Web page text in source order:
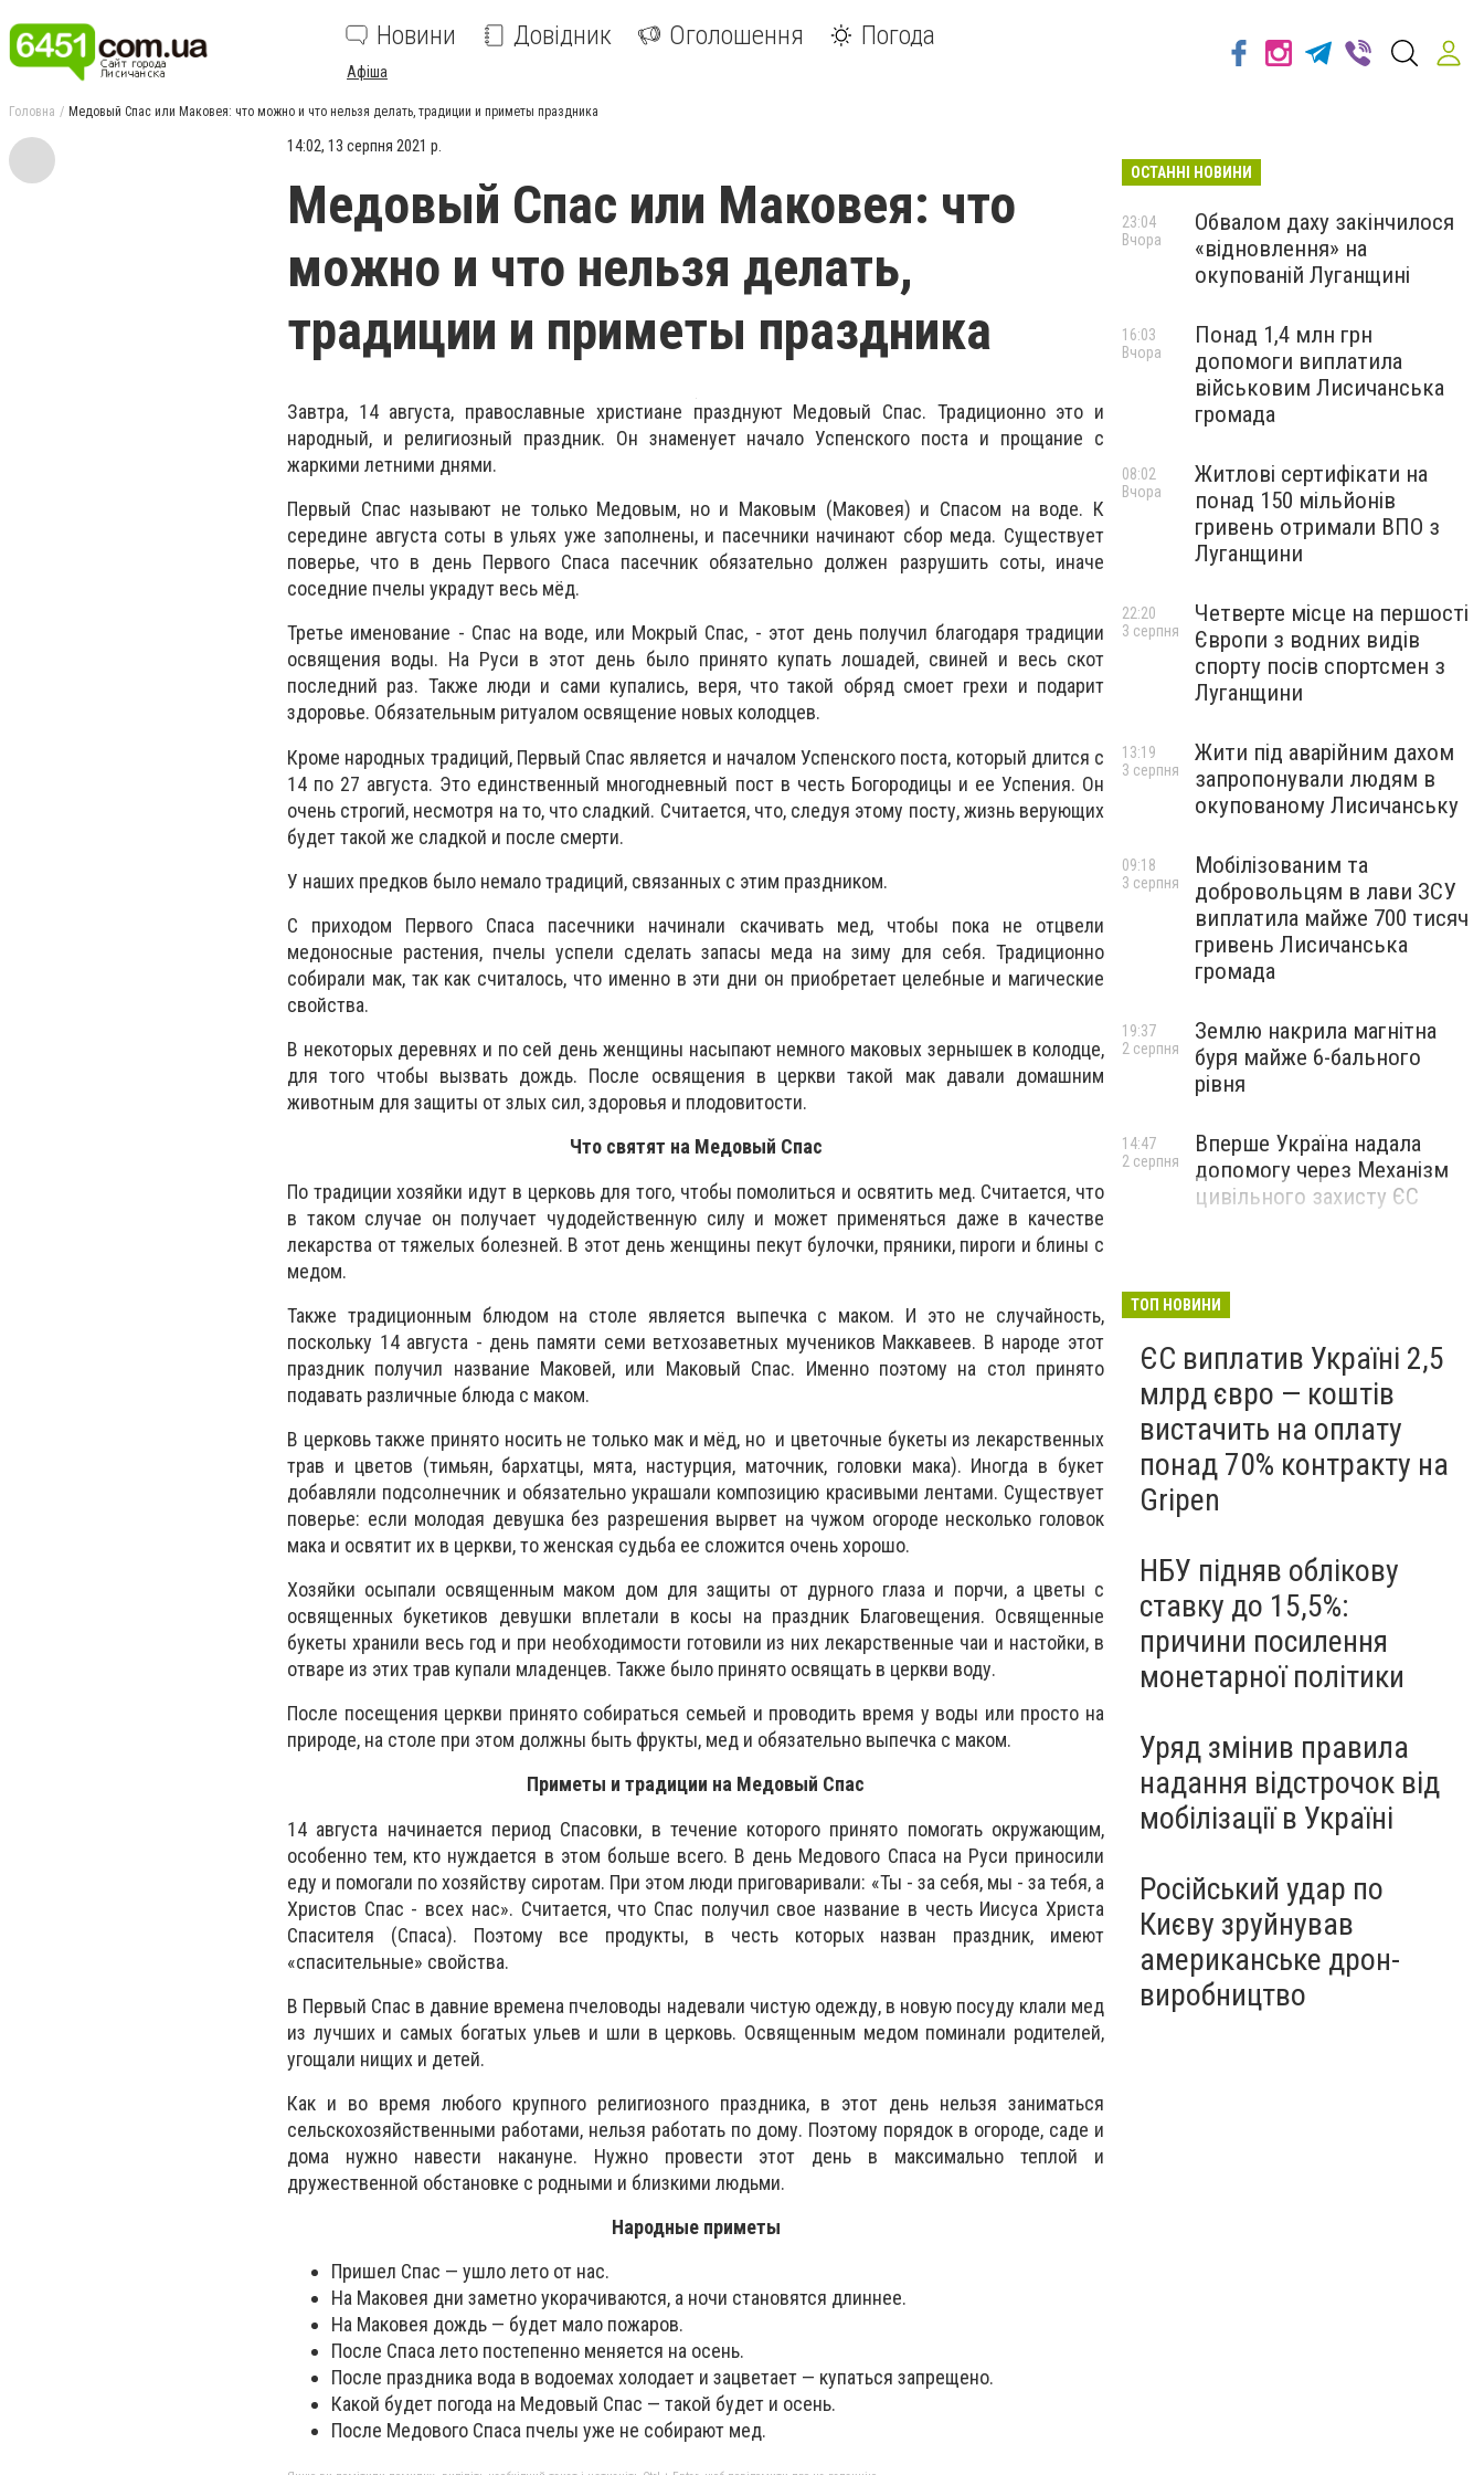
Новини Довідник Оголошення Погода
Афіша
Головна Медовый Спас или Маковея: что можно и что нельзя делать, традиции и приметы праздника
14:02, 13 серпня 2021 р.
Медовый Спас или Маковея: что
можно и что нельзя делать,
традиции и приметы праздника
Завтра, 14 августа, православные христиане празднуют Медовый Спас. Традиционно это и
народный, и религиозный праздник. Он знаменует начало Успенского поста и прощание с
жаркими летними днями.
Первый Спас называют не только Медовым, но и Маковым (Маковея) и Спасом на воде. К
середине августа соты в ульях уже заполнены, и пасечники начинают сбор меда. Существует
поверье, что в день Первого Спаса пасечник обязательно должен разрушить соты, иначе
соседние пчелы украдут весь мёд.
Третье именование - Спас на воде, или Мокрый Спас, - этот день получил благодаря традиции
освящения воды. На Руси в этот день было принято купать лошадей, свиней и весь скот
последний раз. Также люди и сами купались, веря, что такой обряд смоет грехи и подарит
здоровье. Обязательным ритуалом освящение новых колодцев.
Кроме народных традиций, Первый Спас является и началом Успенского поста, который длится с
14 по 27 августа. Это единственный многодневный пост в честь Богородицы и ее Успения. Он
очень строгий, несмотря на то, что сладкий. Считается, что, следуя этому посту, жизнь верующих
будет такой же сладкой и после смерти.
У наших предков было немало традиций, связанных с этим праздником.
С приходом Первого Спаса пасечники начинали скачивать мед, чтобы пока не отцвели
медоносные растения, пчелы успели сделать запасы меда на зиму для себя. Традиционно
собирали мак, так как считалось, что именно в эти дни он приобретает целебные и магические
свойства.
В некоторых деревнях и по сей день женщины насыпают немного маковых зернышек в колодце,
для того чтобы вызвать дождь. После освящения в церкви такой мак давали домашним
животным для защиты от злых сил, здоровья и плодовитости.
Что святят на Медовый Cпас
По традиции хозяйки идут в церковь для того, чтобы помолиться и освятить мед. Считается, что
в таком случае он получает чудодейственную силу и может применяться даже в качестве
лекарства от тяжелых болезней. В этот день женщины пекут булочки, пряники, пироги и блины с
медом.
Также традиционным блюдом на столе является выпечка с маком. И это не случайность,
поскольку 14 августа - день памяти семи ветхозаветных мучеников Маккавеев. В народе этот
праздник получил название Маковей, или Маковый Спас. Именно поэтому на стол принято
подавать различные блюда с маком.
В церковь также принято носить не только мак и мёд, но и цветочные букеты из лекарственных
трав и цветов (тимьян, бархатцы, мята, настурция, маточник, головки мака). Иногда в букет
добавляли подсолнечник и обязательно украшали композицию красивыми лентами. Существует
поверье: если молодая девушка без разрешения вырвет на чужом огороде несколько головок
мака и освятит их в церкви, то женская судьба ее сложится очень хорошо.
Хозяйки осыпали освященным маком дом для защиты от дурного глаза и порчи, а цветы с
освященных букетиков девушки вплетали в косы на праздник Благовещения. Освященные
букеты хранили весь год и при необходимости готовили из них лекарственные чаи и настойки, в
отваре из этих трав купали младенцев. Также было принято освящать в церкви воду.
После посещения церкви принято собираться семьей и проводить время у воды или просто на
природе, на столе при этом должны быть фрукты, мед и обязательно выпечка с маком.
Приметы и традиции на Медовый Спас
14 августа начинается период Спасовки, в течение которого принято помогать окружающим,
особенно тем, кто нуждается в этом больше всего. В день Медового Спаса на Руси приносили
еду и помогали по хозяйству сиротам. При этом люди приговаривали: «Ты - за себя, мы - за тебя, а
Христов Спас - всех нас». Считается, что Спас получил свое название в честь Иисуса Христа
Спасителя (Спаса). Поэтому все продукты, в честь которых назван праздник, имеют
«спасительные» свойства.
В Первый Спас в давние времена пчеловоды надевали чистую одежду, в новую посуду клали мед
из лучших и самых богатых ульев и шли в церковь. Освященным медом поминали родителей,
угощали нищих и детей.
Как и во время любого крупного религиозного праздника, в этот день нельзя заниматься
сельскохозяйственными работами, нельзя работать по дому. Поэтому порядок в огороде, саде и
дома нужно навести накануне. Нужно провести этот день в максимально теплой и
дружественной обстановке с родными и близкими людьми.
Народные приметы
Пришел Спас — ушло лето от нас.
На Маковея дни заметно укорачиваются, а ночи становятся длиннее.
На Маковея дождь — будет мало пожаров.
После Спаса лето постепенно меняется на осень.
После праздника вода в водоемах холодает и зацветает — купаться запрещено.
Какой будет погода на Медовый Спас — такой будет и осень.
После Медового Спаса пчелы уже не собирают мед.
ОСТАННІ НОВИНИ
Обвалом даху закінчилося
«відновлення» на
окупованій Луганщині
23:04
Вчора
Понад 1,4 млн грн
допомоги виплатила
військовим Лисичанська
громада
16:03
Вчора
Житлові сертифікати на
понад 150 мільйонів
гривень отримали ВПО з
Луганщини
08:02
Вчора
Четверте місце на першості
Європи з водних видів
спорту посів спортсмен з
Луганщини
22:20
3 серпня
Жити під аварійним дахом
запропонували людям в
окупованому Лисичанську
13:19
3 серпня
Мобілізованим та
добровольцям в лави ЗСУ
виплатила майже 700 тисяч
гривень Лисичанська
громада
09:18
3 серпня
Землю накрила магнітна
буря майже 6-бального
рівня
19:37
2 серпня
Вперше Україна надала
допомогу через Механізм
цивільного захисту ЄС
14:47
2 серпня
ТОП НОВИНИ
ЄС виплатив Україні 2,5
млрд євро — коштів
вистачить на оплату
понад 70% контракту на
Gripen
НБУ підняв облікову
ставку до 15,5%:
причини посилення
монетарної політики
Уряд змінив правила
надання відстрочок від
мобілізації в Україні
Російський удар по
Києву зруйнував
американське дрон-
виробництво